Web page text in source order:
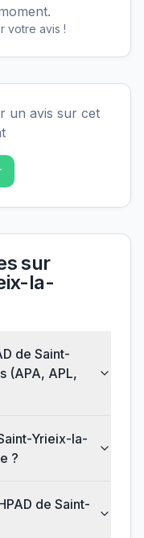
votre avis !
un avis sur cet
sur
la-
de Saint-
(APA, APL,
Yrieix-la-
?
de Saint-